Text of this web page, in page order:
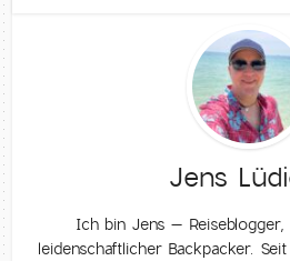
Jens
Ich bin Jens –
leidenschaftlicher Backpacker.